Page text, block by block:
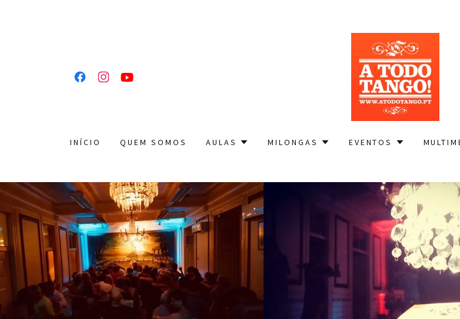
INÍCIO QUEM SOMOS AULAS MILONGAS EVENTOS